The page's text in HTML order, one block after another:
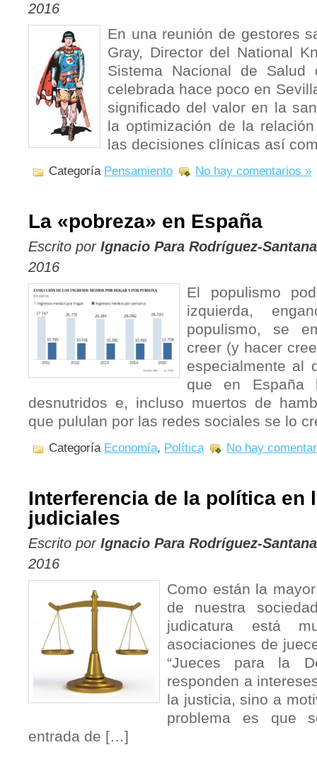
2016
En una reunión de gestores
Gray, Director del National
Sistema Nacional de Salud
celebrada hace poco en
significado del valor en la
la optimización de la
las decisiones clínicas así
Categoría Pensamiento No hay comentarios »
La «pobreza» en España
Escrito por Ignacio Para Rodríguez-Santana
2016
El populismo
izquierda,
populismo, se
creer (y hacer
especialmente al
que en España
desnutridos e, incluso muertos de
que pululan por las redes sociales se lo
Categoría Economía, Política No hay
Interferencia de la política en
judiciales
Escrito por Ignacio Para Rodríguez-Santana
2016
Como están la
de nuestra
judicatura está
asociaciones de
“Jueces para la
responden a
la justicia, sino a
problema es que
entrada de […]